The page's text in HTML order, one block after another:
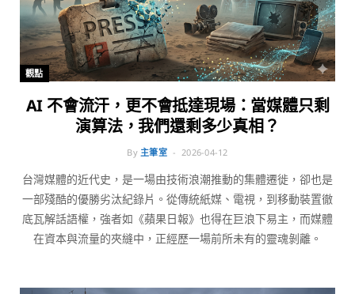
觀點
AI 不會流汗，更不會抵達現場：當媒體只剩
演算法，我們還剩多少真相？
By 主筆室 2026-04-12
台灣媒體的近代史，是一場由技術浪潮推動的集體遷徙，卻也是
一部殘酷的優勝劣汰紀錄片。從傳統紙媒、電視，到移動裝置徹
底瓦解話語權，強者如《蘋果日報》也得在巨浪下易主，而媒體
在資本與流量的夾縫中，正經歷一場前所未有的靈魂剝離。